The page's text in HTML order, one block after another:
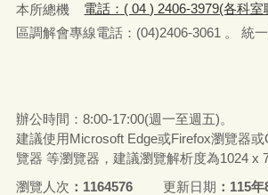
本所總機 電話：( 04 ) 2406-3979(各科室
區調解會專線電話：(04)2406-3061 。 統
辦公時間：8:00-17:00(週一至週五)。
建議使用Microsoft Edge或Firefox瀏覽器或
覽器 等瀏覽器，建議瀏覽解析度為1024 x
瀏覽人次
1164576 更新日期 115年